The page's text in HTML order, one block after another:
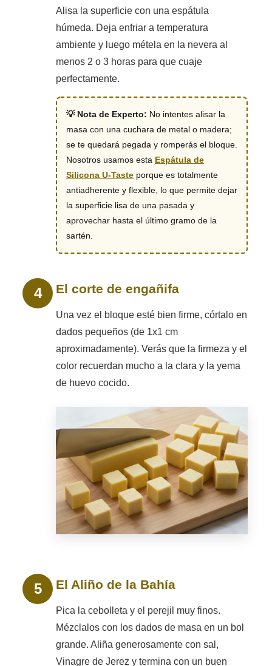
Alisa la superficie con una espátula
húmeda. Deja enfriar a temperatura
ambiente y luego métela en la nevera al
menos 2 o 3 horas para que cuaje
perfectamente.
💡 Nota de Experto: No intentes alisar la
masa con una cuchara de metal o madera;
se te quedará pegada y romperás el bloque.
Nosotros usamos esta Espátula de
Silicona U-Taste porque es totalmente
antiadherente y flexible, lo que permite dejar
la superficie lisa de una pasada y
aprovechar hasta el último gramo de la
sartén.
El corte de engañifa
Una vez el bloque esté bien firme, córtalo en
dados pequeños (de 1x1 cm
aproximadamente). Verás que la firmeza y el
color recuerdan mucho a la clara y la yema
de huevo cocido.
El Aliño de la Bahía
Pica la cebolleta y el perejil muy finos.
Mézclalos con los dados de masa en un bol
grande. Aliña generosamente con sal,
Vinagre de Jerez y termina con un buen